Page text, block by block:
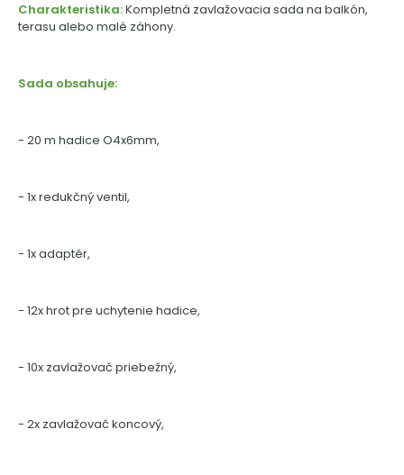
Charakteristika:Kompletná zavlažovacia sada na balkón,
terasu alebo malé záhony.
Sada obsahuje:
- 20 m hadice O4x6mm,
- 1x redukčný ventil,
- 1x adaptér,
- 12x hrot pre uchytenie hadice,
- 10x zavlažovač priebežný,
- 2x zavlažovač koncový,